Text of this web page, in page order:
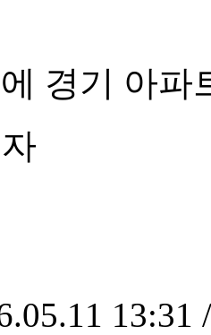
경기 아파
13:31